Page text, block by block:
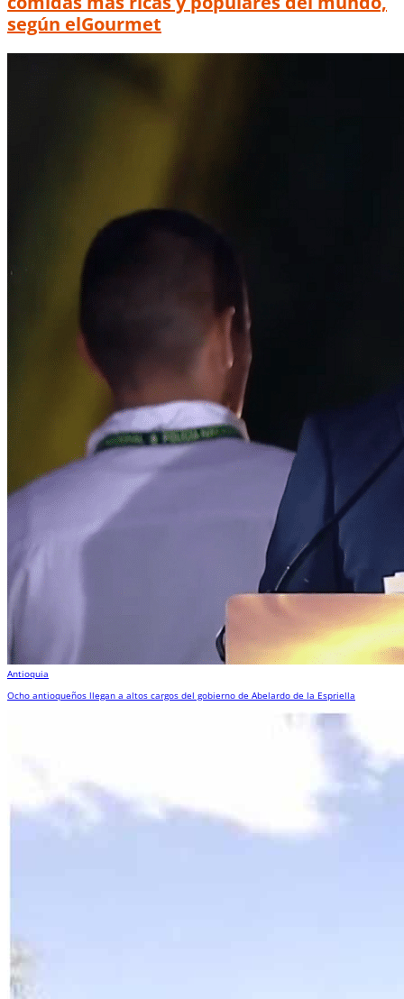
según elGourmet
Antioquia
Ocho antioqueños llegan a altos cargos del gobierno de Abelardo de la Espriella